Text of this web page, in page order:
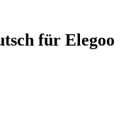
für Elegoo